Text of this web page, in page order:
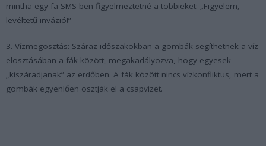
mintha egy fa SMS-ben figyelmeztetné a többieket: „Figyelem,
levéltetű invázió!”
3. Vízmegosztás: Száraz időszakokban a gombák segíthetnek a víz
elosztásában a fák között, megakadályozva, hogy egyesek
„kiszáradjanak” az erdőben. A fák között nincs vízkonfliktus, mert a
gombák egyenlően osztják el a csapvizet.